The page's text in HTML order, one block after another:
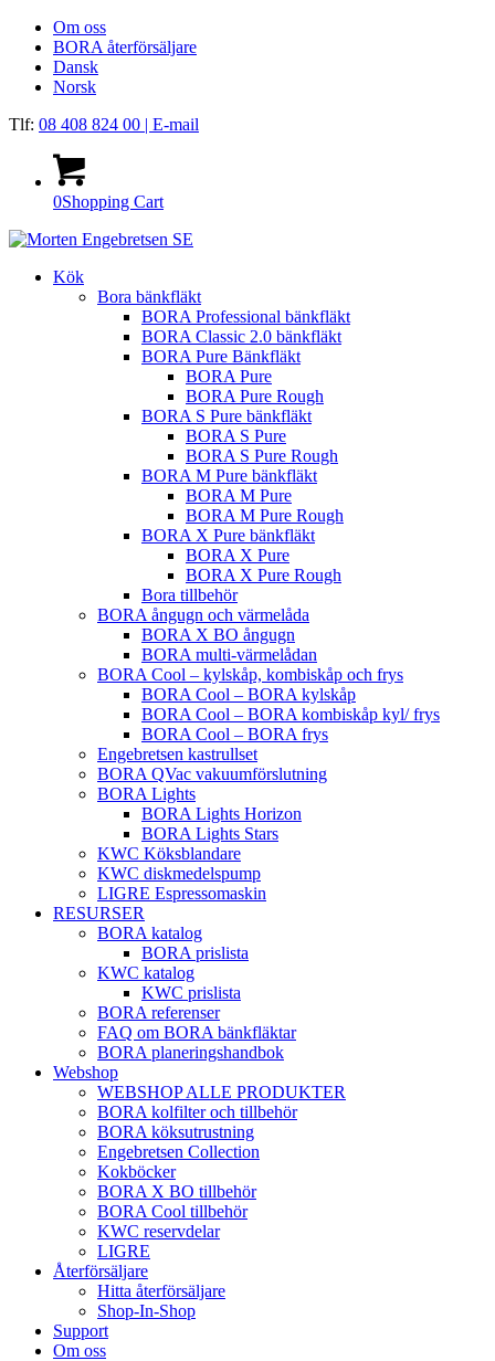
Om oss
BORA återförsäljare
Dansk
Norsk
Tlf: 08 408 824 00 | E-mail
0Shopping Cart
Kök
Bora bänkfläkt
BORA Professional bänkfläkt
BORA Classic 2.0 bänkfläkt
BORA Pure Bänkfläkt
BORA Pure
BORA Pure Rough
BORA S Pure bänkfläkt
BORA S Pure
BORA S Pure Rough
BORA M Pure bänkfläkt
BORA M Pure
BORA M Pure Rough
BORA X Pure bänkfläkt
BORA X Pure
BORA X Pure Rough
Bora tillbehör
BORA ångugn och värmelåda
BORA X BO ångugn
BORA multi-värmelådan
BORA Cool – kylskåp, kombiskåp och frys
BORA Cool – BORA kylskåp
BORA Cool – BORA kombiskåp kyl/ frys
BORA Cool – BORA frys
Engebretsen kastrullset
BORA QVac vakuumförslutning
BORA Lights
BORA Lights Horizon
BORA Lights Stars
KWC Köksblandare
KWC diskmedelspump
LIGRE Espressomaskin
RESURSER
BORA katalog
BORA prislista
KWC katalog
KWC prislista
BORA referenser
FAQ om BORA bänkfläktar
BORA planeringshandbok
Webshop
WEBSHOP ALLE PRODUKTER
BORA kolfilter och tillbehör
BORA köksutrustning
Engebretsen Collection
Kokböcker
BORA X BO tillbehör
BORA Cool tillbehör
KWC reservdelar
LIGRE
Återförsäljare
Hitta återförsäljare
Shop-In-Shop
Support
Om oss